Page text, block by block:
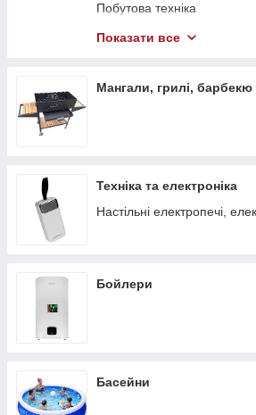
Побутова техніка
Теплові гармати
Стелажі
Показати все
Мангали, грилі, барбекю
Техніка та електроніка
Настільні електропечі,
Бойлери
Басейни